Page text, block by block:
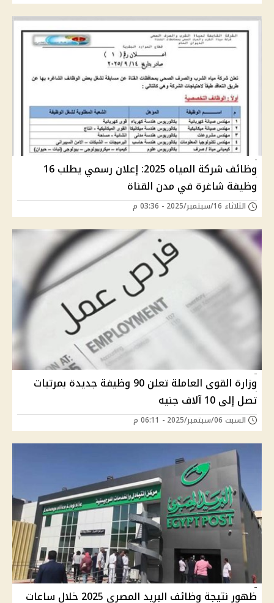
وظائف شركة المياه 2025: إعلان رسمي يطلب 16
وظيفة شاغرة في مدن القناة
الثلاثاء 16/سبتمبر/2025 - 03:36 م
وزارة القوى العاملة تعلن 90 وظيفة جديدة بمرتبات
تصل إلى 10 آلاف جنيه
السبت 06/سبتمبر/2025 - 06:11 م
ظهور نتيجة وظائف البريد المصري 2025 خلال ساعات